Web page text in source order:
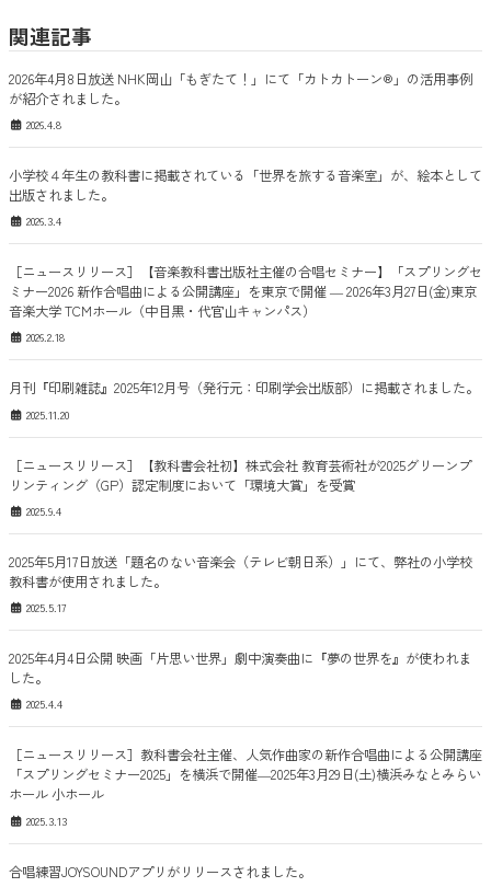
関連記事
2026年4月8日放送 NHK岡山「もぎたて！」にて「カトカトーン®」の活用事例
が紹介されました。
2026.4.8
小学校４年生の教科書に掲載されている「世界を旅する音楽室」が、絵本として
出版されました。
2026.3.4
［ニュースリリース］【音楽教科書出版社主催の合唱セミナー】「スプリングセ
ミナー2026 新作合唱曲による公開講座」を東京で開催 ― 2026年3月27日(金)東京
音楽大学 TCMホール（中目黒・代官山キャンパス）
2026.2.18
月刊『印刷雑誌』2025年12月号（発行元：印刷学会出版部）に掲載されました。
2025.11.20
［ニュースリリース］【教科書会社初】株式会社 教育芸術社が2025グリーンプ
リンティング（GP）認定制度において「環境大賞」を受賞
2025.9.4
2025年5月17日放送「題名のない音楽会（テレビ朝日系）」にて、弊社の小学校
教科書が使用されました。
2025.5.17
2025年4月4日公開 映画「片思い世界」劇中演奏曲に『夢の世界を』が使われま
した。
2025.4.4
［ニュースリリース］教科書会社主催、人気作曲家の新作合唱曲による公開講座
「スプリングセミナー2025」を横浜で開催―2025年3月29日(土)横浜みなとみらい
ホール 小ホール
2025.3.13
合唱練習JOYSOUNDアプリがリリースされました。